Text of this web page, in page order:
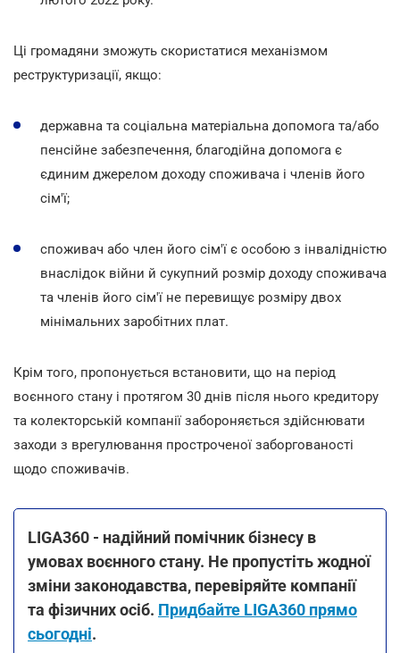
Ці громадяни зможуть скористатися механізмом
реструктуризації, якщо:
державна та соціальна матеріальна допомога та/або
пенсійне забезпечення, благодійна допомога є
єдиним джерелом доходу споживача і членів його
сім'ї;
споживач або член його сім'ї є особою з інвалідністю
внаслідок війни й сукупний розмір доходу споживача
та членів його сім'ї не перевищує розміру двох
мінімальних заробітних плат.
Крім того, пропонується встановити, що на період
воєнного стану і протягом 30 днів після нього кредитору
та колекторській компанії забороняється здійснювати
заходи з врегулювання простроченої заборгованості
щодо споживачів.
LIGA360 - надійний помічник бізнесу в
умовах воєнного стану. Не пропустіть жодної
зміни законодавства, перевіряйте компанії
та фізичних осіб. Придбайте LIGA360 прямо
сьогодні.